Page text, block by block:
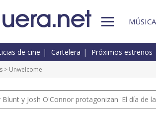
MÚSICA
de cine Cartelera Próximos estrenos
> Unwelcome
Blunt y Josh O'Connor protagonizan 'El día de